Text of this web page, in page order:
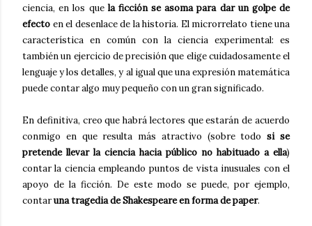
ciencia, en los que la ficción se asoma para dar un golpe de
efecto en el desenlace de la historia. El microrrelato tiene una
característica en común con la ciencia experimental: es
también un ejercicio de precisión que elige cuidadosamente el
lenguaje y los detalles, y al igual que una expresión matemática
puede contar algo muy pequeño con un gran significado.
En definitiva, creo que habrá lectores que estarán de acuerdo
conmigo en que resulta más atractivo (sobre todosi se
pretende llevar la ciencia hacia público no habituado a ella)
contar la ciencia empleando puntos de vista inusuales con el
apoyo de la ficción. De este modo se puede, por ejemplo,
contaruna tragedia de Shakespeare en forma de paper.